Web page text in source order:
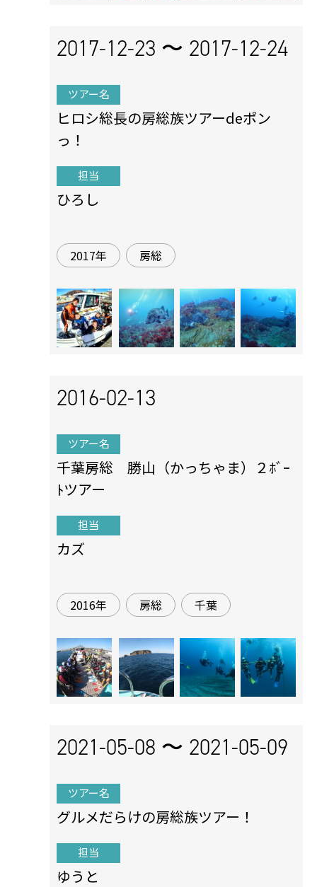
2017-12-23 〜 2017-12-24
ツアー名
ヒロシ総長の房総族ツアーdeポン
っ！
担当
ひろし
2017年 房総
2016-02-13
ツアー名
千葉房総 勝山（かっちゃま）２ﾎﾞｰ
ﾄツアー
担当
カズ
2016年 房総 千葉
2021-05-08 〜 2021-05-09
ツアー名
グルメだらけの房総族ツアー！
担当
ゆうと